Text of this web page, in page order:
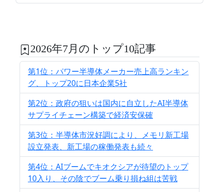
2026年7月のトップ10記事
第1位：パワー半導体メーカー売上高ランキン
グ、トップ20に日本企業5社
第2位：政府の狙いは国内に自立したAI半導体
サプライチェーン構築で経済安保確
第3位：半導体市況好調により、メモリ新工場
設立発表、新工場の稼働発表も続々
第4位：AIブームでキオクシアが待望のトップ
10入り、その陰でブーム乗り損ね組は苦戦